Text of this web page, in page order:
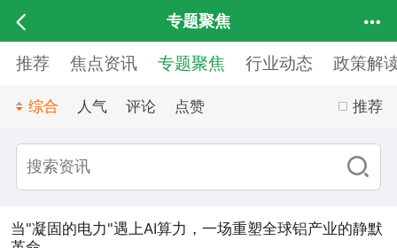
专题聚焦
推荐 焦点资讯 专题聚焦 行业动态 政策解
推荐
综合 人气 评论 点赞
当"凝固的电力"遇上AI算力，一场重塑全球铝产业的静默